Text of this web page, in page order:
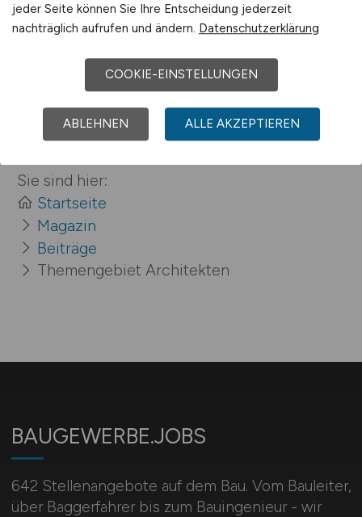
Wie wird man Land­schafts­­architekt?
Sie sind hier:
Startseite
Magazin
Beiträge
Themengebiet Architekten
BAUGEWERBE.JOBS
642 Stellenangebote auf dem Bau. Vom Bauleiter,
über Baggerfahrer bis zum Bauingenieur - wir
jeder Seite können Sie Ihre Entscheidung jederzeit
nachträglich aufrufen und ändern. Datenschutzerklärung
COOKIE-EINSTELLUNGEN
ABLEHNEN ALLE AKZEPTIEREN